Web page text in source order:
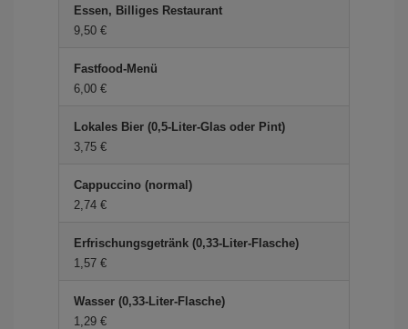
Essen, Billiges Restaurant
9,50 €
Fastfood-Menü
6,00 €
Lokales Bier (0,5-Liter-Glas oder Pint)
3,75 €
Cappuccino (normal)
2,74 €
Erfrischungsgetränk (0,33-Liter-Flasche)
1,57 €
Wasser (0,33-Liter-Flasche)
1,29 €